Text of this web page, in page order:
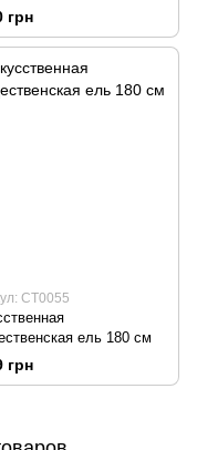
грн
CT0055
ель 180 см
грн